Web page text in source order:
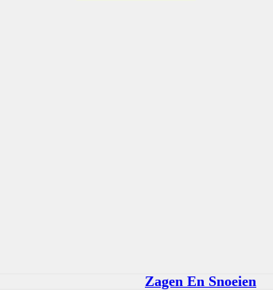
Zagen En Snoeien